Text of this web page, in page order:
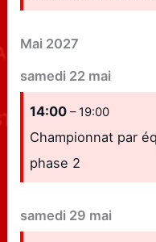
Mai 2027
samedi 22 mai
14:00– 19:00
Championnat par
phase 2
samedi 29 mai